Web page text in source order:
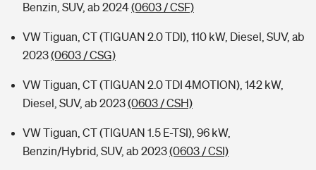
Benzin, SUV, ab 2024(0603 / CSF)
VW Tiguan, CT (TIGUAN 2.0 TDI), 110 kW, Diesel, SUV, ab
2023(0603 / CSG)
VW Tiguan, CT (TIGUAN 2.0 TDI 4MOTION), 142 kW,
Diesel, SUV, ab 2023(0603 / CSH)
VW Tiguan, CT (TIGUAN 1.5 E-TSI), 96 kW,
Benzin/Hybrid, SUV, ab 2023(0603 / CSI)